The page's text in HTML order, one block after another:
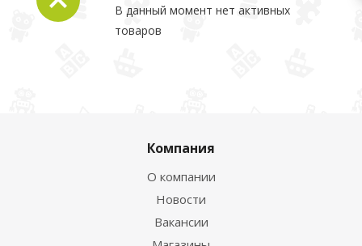
В данный момент нет активных
товаров
Компания
О компании
Новости
Вакансии